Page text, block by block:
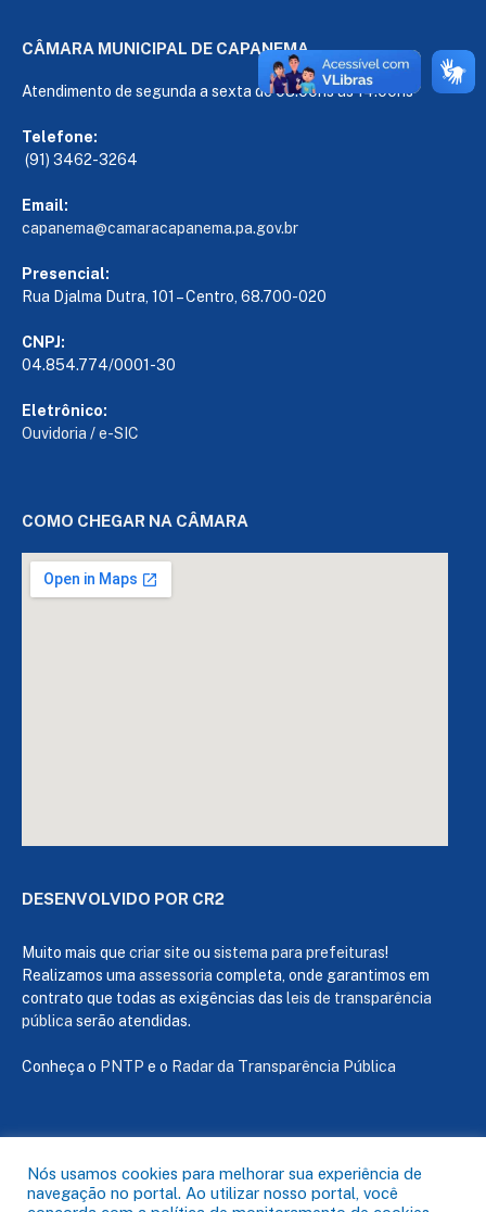
CÂMARA MUNICIPAL DE CAPANEMA
Atendimento de segunda a sexta de 08:00hs às 14:00hs
Telefone:
(91) 3462-3264
Email:
capanema@camaracapanema.pa.gov.br
Presencial:
Rua Djalma Dutra, 101 – Centro, 68.700-020
CNPJ:
04.854.774/0001-30
Eletrônico:
Ouvidoria /e-SIC
COMO CHEGAR NA CÂMARA
DESENVOLVIDO POR CR2
Muito mais que criar site ou sistema para prefeituras!
Realizamos uma assessoria completa, onde garantimos em
contrato que todas as exigências das leis de transparência
pública serão atendidas.
Conheça o PNTP e o Radar da Transparência Pública
Todos os direitos reservados a Câmara de Capanema
Nós usamos cookies para melhorar sua experiência de
navegação no portal. Ao utilizar nosso portal, você